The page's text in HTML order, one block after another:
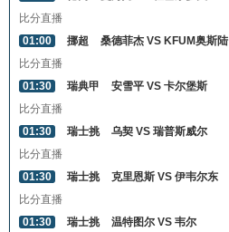
比分直播
01:00
挪超
桑德菲杰 VS KFUM奥斯陆
比分直播
01:30
瑞典甲
安雪平 VS 卡尔堡斯
比分直播
01:30
瑞士挑
乌契 VS 瑞普斯威尔
比分直播
01:30
瑞士挑
克里恩斯 VS 伊韦尔东
比分直播
01:30
瑞士挑
温特图尔 VS 韦尔